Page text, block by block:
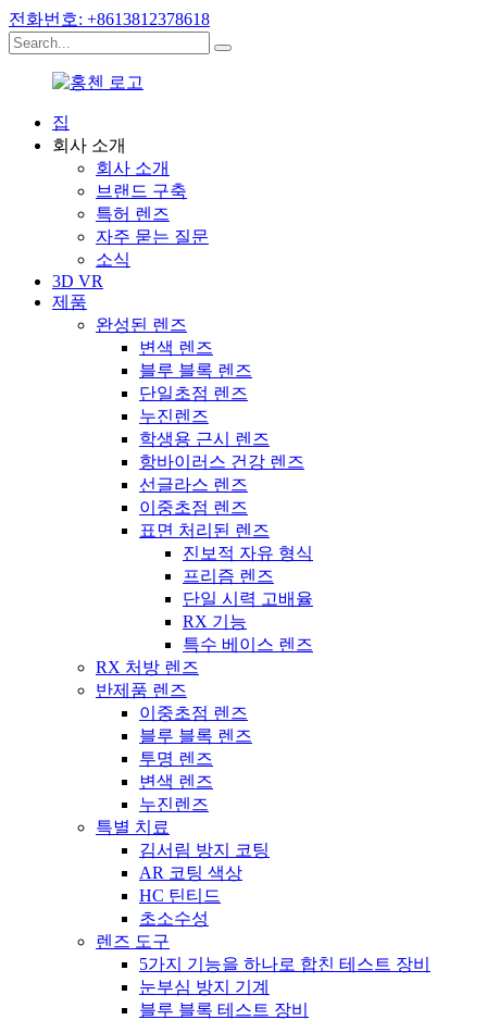
전화번호: +8613812378618
집
회사 소개
회사 소개
브랜드 구축
특허 렌즈
자주 묻는 질문
소식
3D VR
제품
완성된 렌즈
변색 렌즈
블루 블록 렌즈
단일초점 렌즈
누진렌즈
학생용 근시 렌즈
항바이러스 건강 렌즈
선글라스 렌즈
이중초점 렌즈
표면 처리된 렌즈
진보적 자유 형식
프리즘 렌즈
단일 시력 고배율
RX 기능
특수 베이스 렌즈
RX 처방 렌즈
반제품 렌즈
이중초점 렌즈
블루 블록 렌즈
투명 렌즈
변색 렌즈
누진렌즈
특별 치료
김서림 방지 코팅
AR 코팅 색상
HC 틴티드
초소수성
렌즈 도구
5가지 기능을 하나로 합친 테스트 장비
눈부심 방지 기계
블루 블록 테스트 장비